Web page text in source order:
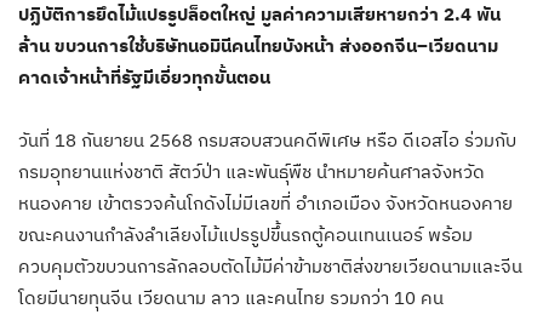
ปฏิบัติการยึดไม้แปรรูปล็อตใหญ่ มูลค่าความเสียหายกว่า 2.4 พัน
ล้าน ขบวนการใช้บริษัทนอมินีคนไทยบังหน้า ส่งออกจีน–เวียดนาม
คาดเจ้าหน้าที่รัฐมีเอี่ยวทุกขั้นตอน
วันที่​ 18 กันยายน​ 2568​ กรมสอบสวนคดีพิเศษ หรือ ดีเอสไอ ร่วมกับ
กรมอุทยานแห่งชาติ สัตว์ป่า และพันธุ์พืช นำหมายค้นศาลจังหวัด
หนองคาย เข้าตรวจค้นโกดังไม่มีเลขที่ อำเภอเมือง จังหวัดหนองคาย
ขณะคนงานกำลังลำเลียงไม้แปรรูปขึ้นรถตู้คอนเทนเนอร์ พร้อม
ควบคุมตัวขบวนการลักลอบตัดไม้มีค่าข้ามชาติส่งขายเวียดนามและจีน
โดยมีนายทุนจีน เวียดนาม ลาว และคนไทย รวมกว่า 10 คน